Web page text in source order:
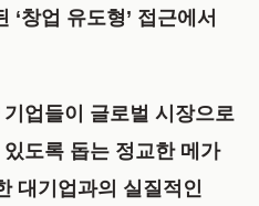
창업 유도형’ 접근에서
업들이 글로벌 시장으로
도록 돕는 정교한 메가
대기업과의 실질적인